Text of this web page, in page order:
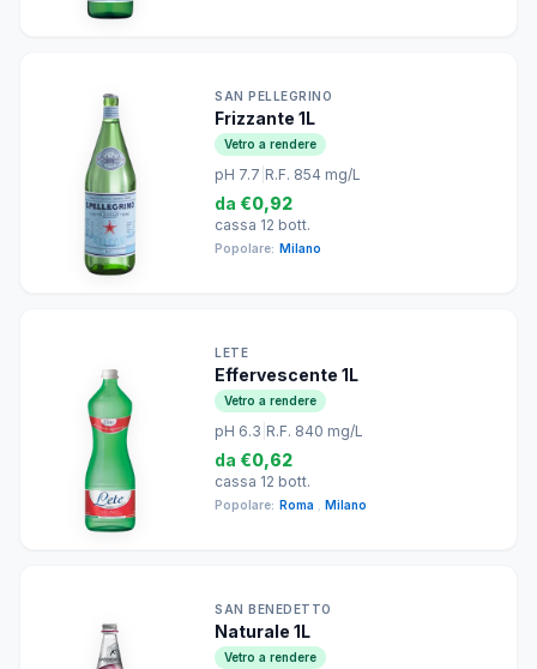
SAN PELLEGRINO
Frizzante 1L
Vetro a rendere
pH 7.7 R.F. 854 mg/L
da €0,92
cassa 12 bott.
Popolare: Milano
LETE
Effervescente 1L
Vetro a rendere
pH 6.3 R.F. 840 mg/L
da €0,62
cassa 12 bott.
Popolare: Roma Milano
SAN BENEDETTO
Naturale 1L
Vetro a rendere